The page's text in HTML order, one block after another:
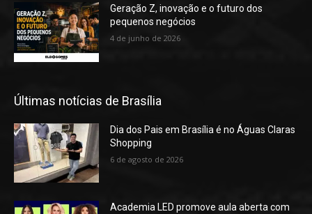
Geração Z, inovação e o futuro dos
pequenos negócios
4 de junho de 2026
Últimas notícias de Brasília
Dia dos Pais em Brasília é no Águas Claras
Shopping
6 de agosto de 2026
Academia LED promove aula aberta com